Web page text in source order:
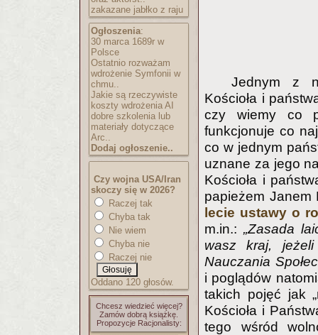
zakazane jabłko z raju
Ogłoszenia:
30 marca 1689r w
Polsce
Ostatnio rozważam
wdrożenie Symfonii w
chmu..
Jakie są rzeczywiste
koszty wdrożenia AI
dobre szkolenia lub
materiały dotyczące
Arc..
Dodaj ogłoszenie..
Czy wojna USA/Iran
skoczy się w 2026?
Raczej tak
Chyba tak
Nie wiem
Chyba nie
Raczej nie
Oddano 120 głosów.
Chcesz wiedzieć więcej?
Zamów dobrą książkę.
Propozycje Racjonalisty:
Jednym z
Kościoła i
czy wiemy co
funkcjonuje co
co w jednym
uznane za jego
Kościoła i
papieżem Janem
lecie ustawy o
m.in.: „Zasada
wasz kraj,
Nauczania
i poglądów
takich pojęć jak
Kościoła i
tego wśród